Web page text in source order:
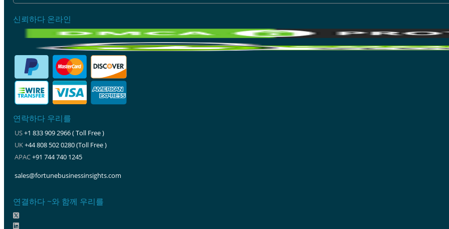
신뢰하다 온라인
연락하다 우리를
US+1 833 909 2966 ( Toll Free )
UK+44 808 502 0280 (Toll Free )
APAC+91 744 740 1245
sales@fortunebusinessinsights.com
연결하다 ~와 함께 우리를